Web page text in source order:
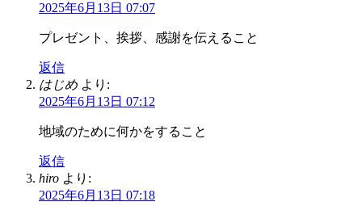
2025年6月13日 07:07
プレゼント、挨拶、感謝を伝えること
返信
はじめ より:
2025年6月13日 07:12
地域のために何かをすること
返信
hiro より:
2025年6月13日 07:18